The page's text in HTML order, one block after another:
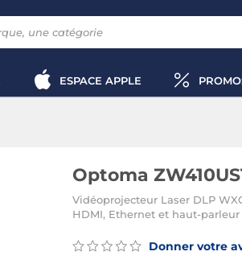
ESPACE APPLE
Optoma
Vidéoprojecteur Laser DLP
HDMI, Ethernet et haut-
Donner votre